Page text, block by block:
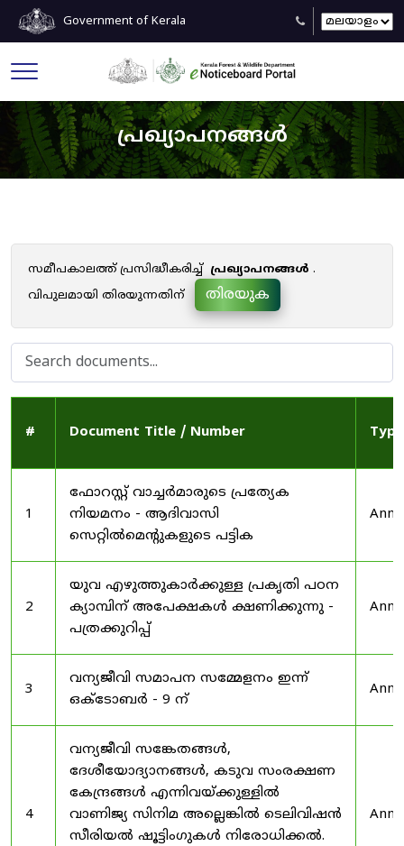
Government of Kerala
പ്രഖ്യാപനങ്ങൾ
സമീപകാലത്ത് പ്രസിദ്ധീകരിച്ച് പ്രഖ്യാപനങ്ങൾ .
വിപുലമായി തിരയുന്നതിന്
തിരയുക
# Document Title / Number Type
1
ഫോറസ്റ്റ് വാച്ചർമാരുടെ പ്രത്യേക
നിയമനം - ആദിവാസി
സെറ്റിൽമെന്റുകളുടെ പട്ടിക
2
യുവ എഴുത്തുകാർക്കുള്ള പ്രകൃതി പഠന
ക്യാമ്പിന് അപേക്ഷകൾ ക്ഷണിക്കുന്നു -
പത്രക്കുറിപ്പ്
3
വന്യജീവി സമാപന സമ്മേളനം ഇന്ന്
ഒക്ടോബർ - 9 ന്
4
വന്യജീവി സങ്കേതങ്ങൾ,
ദേശീയോദ്യാനങ്ങൾ, കടുവ സംരക്ഷണ
കേന്ദ്രങ്ങൾ എന്നിവയ്ക്കുള്ളിൽ
വാണിജ്യ സിനിമ അല്ലെങ്കിൽ ടെലിവിഷൻ
സീരിയൽ ഷൂട്ടിംഗുകൾ നിരോധിക്കൽ.